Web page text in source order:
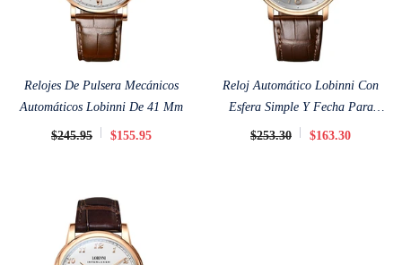
Relojes De Pulsera Mecánicos
Automáticos Lobinni De 41 Mm
$245.95 $155.95
Reloj Automático Lobinni Con
Esfera Simple Y Fecha Para
Hombre De 41 Mm
$253.30 $163.30